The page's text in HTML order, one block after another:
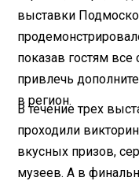
выставки
показав гостям
привлечь
в регион.
В течение трех
проходили
вкусных призов,
музеев. А в